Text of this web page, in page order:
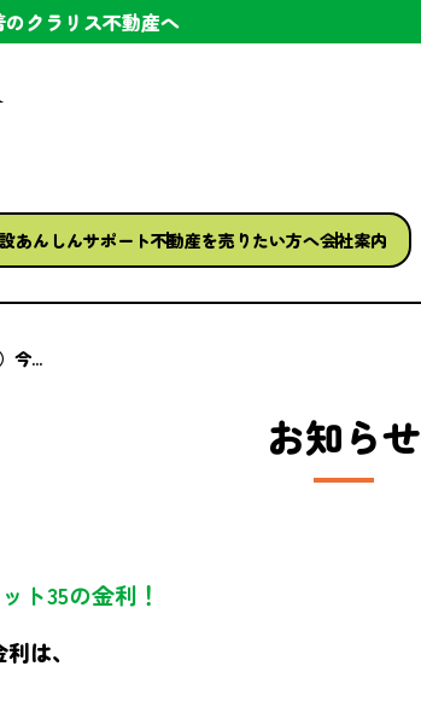
クラリス不動産へ
あんしんサポート不動産を売りたい方へ会社案内
今...
お知らせ
ト35の金利！
は、